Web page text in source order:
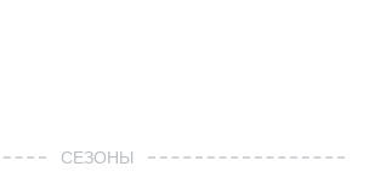
СЕЗОНЫ